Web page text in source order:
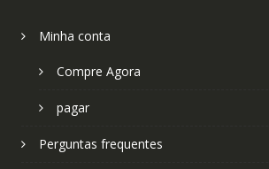
Minha conta
Compre Agora
pagar
Perguntas frequentes